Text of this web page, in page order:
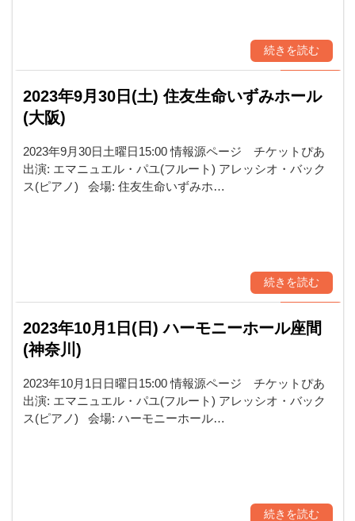
続きを読む
2023年9月30日(土) 住友生命いずみホール
(大阪)
2023年9月30日土曜日15:00 情報源ページ チケットぴあ
出演: エマニュエル・パユ(フルート) アレッシオ・バック
ス(ピアノ) 会場: 住友生命いずみホ…
続きを読む
2023年10月1日(日) ハーモニーホール座間
(神奈川)
2023年10月1日日曜日15:00 情報源ページ チケットぴあ
出演: エマニュエル・パユ(フルート) アレッシオ・バック
ス(ピアノ) 会場: ハーモニーホール…
続きを読む